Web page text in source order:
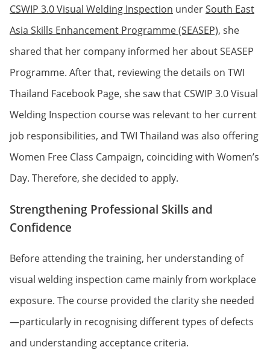
CSWIP 3.0 Visual Welding Inspection underSouth East
Asia Skills Enhancement Programme (SEASEP), she
shared that her company informed her about SEASEP
Programme. After that, reviewing the details on TWI
Thailand Facebook Page, she saw that CSWIP 3.0 Visual
Welding Inspection course was relevant to her current
job responsibilities, and TWI Thailand was also offering
Women Free Class Campaign, coinciding with Women’s
Day. Therefore, she decided to apply.
Strengthening Professional Skills and
Confidence
Before attending the training, her understanding of
visual welding inspection came mainly from workplace
exposure. The course provided the clarity she needed
—particularly in recognising different types of defects
and understanding acceptance criteria.